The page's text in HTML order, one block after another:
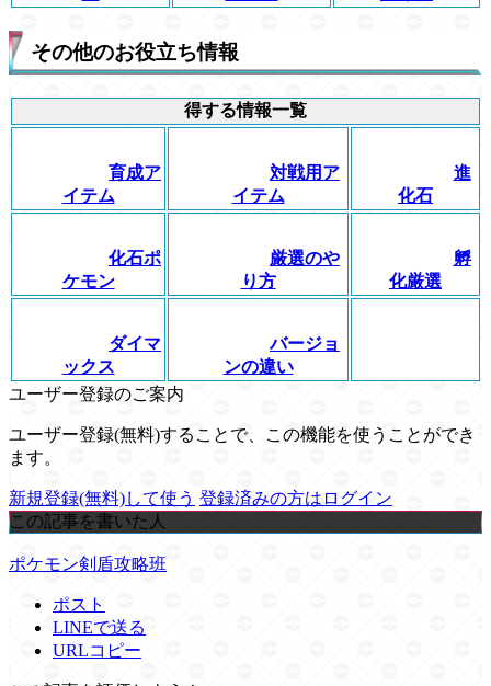
その他のお役立ち情報
得する情報一覧
育成ア
イテム
対戦用ア
イテム
進
化石
化石ポ
ケモン
厳選のや
り方
孵
化厳選
ダイマ
ックス
バージョ
ンの違い
ユーザー登録のご案内
ユーザー登録(無料)することで、この機能を使うことができ
ます。
新規登録(無料)して使う 登録済みの方はログイン
この記事を書いた人
ポケモン剣盾攻略班
ポスト
LINEで送る
URLコピー